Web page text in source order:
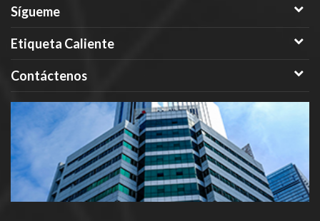
Sígueme
Etiqueta Caliente
Contáctenos